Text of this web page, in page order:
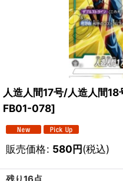
人造人間17号/人造人間18
FB01-078]
販売価格: 580円(税込)